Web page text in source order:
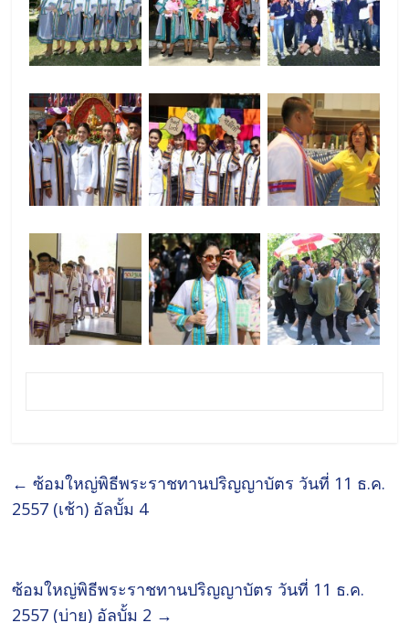
← ซ้อมใหญ่พิธีพระราชทานปริญญาบัตร วันที่ 11 ธ.ค.
2557 (เช้า) อัลบั้ม 4
ซ้อมใหญ่พิธีพระราชทานปริญญาบัตร วันที่ 11 ธ.ค.
2557 (บ่าย) อัลบั้ม 2 →